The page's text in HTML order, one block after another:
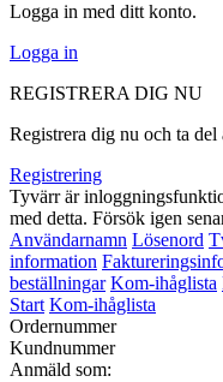
Logga in med ditt konto.
Logga in
REGISTRERA DIG NU
Registrera dig nu och ta
Registrering
Tyvärr är
med detta. Försök igen
Användarnamn Lösenord
information
beställningar Kom-ihåglista
Start Kom-ihåglista
Ordernummer
Kundnummer
Anmäld som: